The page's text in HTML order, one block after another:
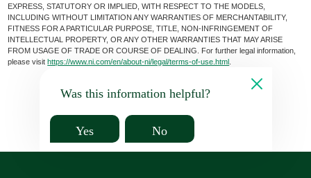
EXPRESS, STATUTORY OR IMPLIED, WITH RESPECT TO THE MODELS,
INCLUDING WITHOUT LIMITATION ANY WARRANTIES OF MERCHANTABILITY,
FITNESS FOR A PARTICULAR PURPOSE, TITLE, NON-INFRINGEMENT OF
INTELLECTUAL PROPERTY, OR ANY OTHER WARRANTIES THAT MAY ARISE
FROM USAGE OF TRADE OR COURSE OF DEALING. For further legal information,
please visithttps://www.ni.com/en/about-ni/legal/terms-of-use.html
Was this information helpful?
Yes No